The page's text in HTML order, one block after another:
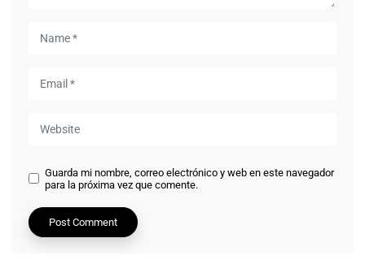
Guarda mi nombre, correo electrónico y web en este navegador
para la próxima vez que comente.